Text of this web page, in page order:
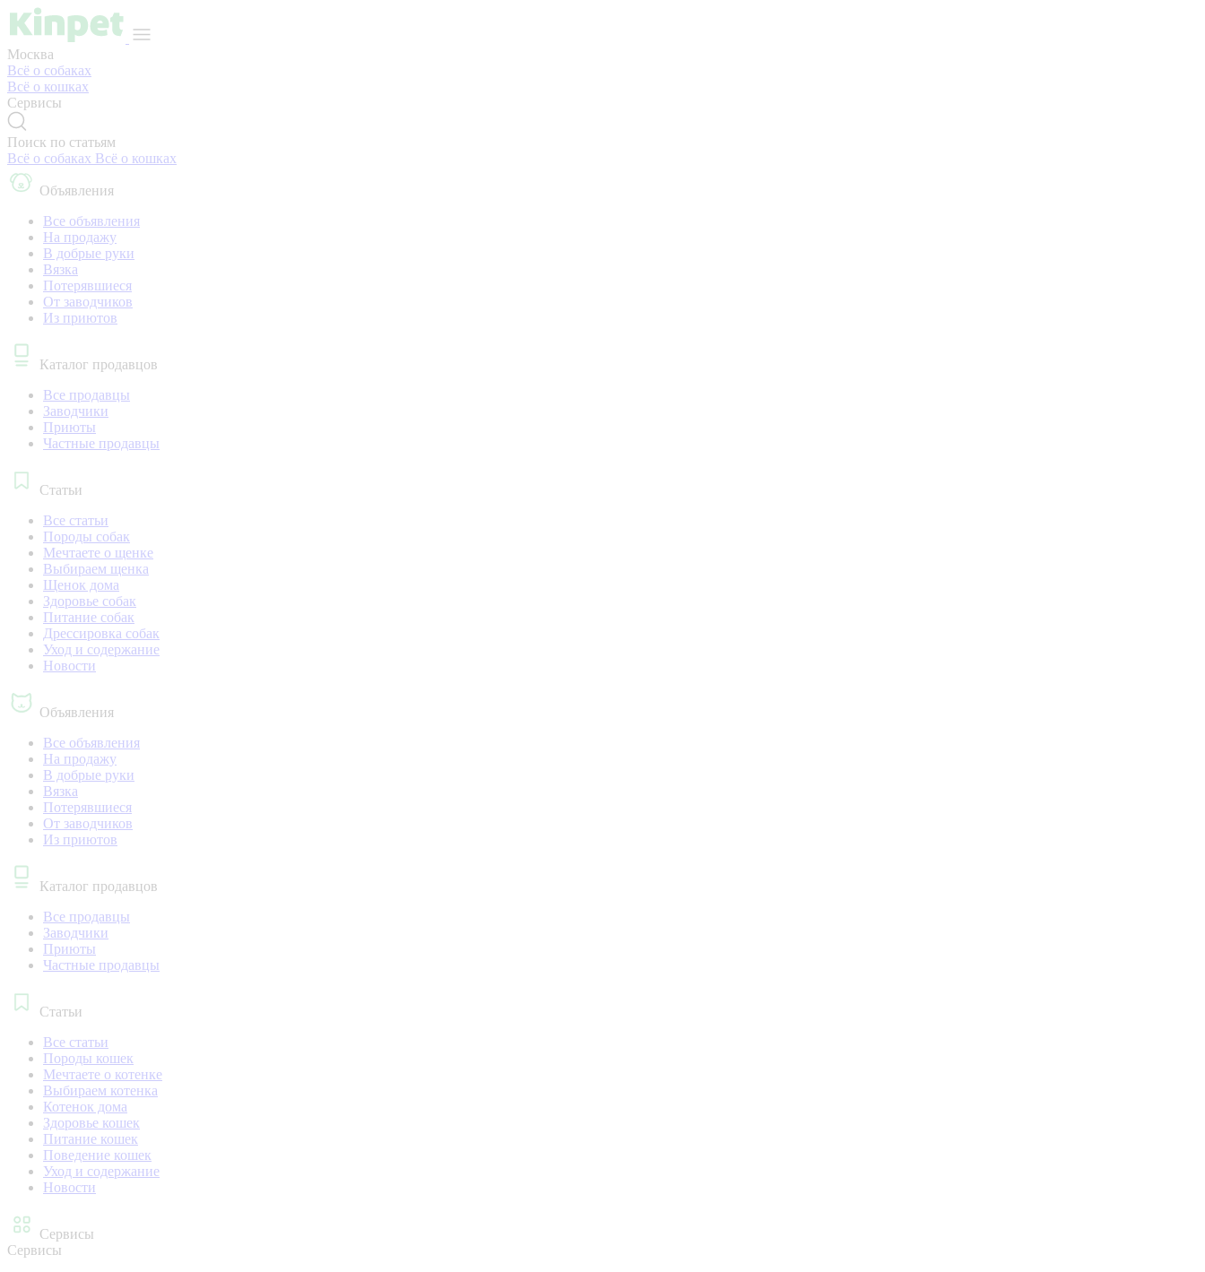
Москва
Всё о собаках
Всё о кошках
Сервисы
Поиск по статьям
Всё о собаках Всё о кошках
Объявления
Все объявления
На продажу
В добрые руки
Вязка
Потерявшиеся
От заводчиков
Из приютов
Каталог продавцов
Все продавцы
Заводчики
Приюты
Частные продавцы
Статьи
Все статьи
Породы собак
Мечтаете о щенке
Выбираем щенка
Щенок дома
Здоровье собак
Питание собак
Дрессировка собак
Уход и содержание
Новости
Объявления
Все объявления
На продажу
В добрые руки
Вязка
Потерявшиеся
От заводчиков
Из приютов
Каталог продавцов
Все продавцы
Заводчики
Приюты
Частные продавцы
Статьи
Все статьи
Породы кошек
Мечтаете о котенке
Выбираем котенка
Котенок дома
Здоровье кошек
Питание кошек
Поведение кошек
Уход и содержание
Новости
Сервисы
Сервисы